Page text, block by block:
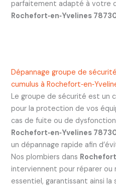
parfaitement adapté à votre
Rochefort‑en‑Yvelines
Dépannage groupe de
cumulus à
Le groupe de sécurité est un
pour la protection de vos
cas de fuite ou de
Rochefort‑en‑Yvelines
un dépannage rapide afin
Nos plombiers dans
interviennent pour réparer ou
essentiel, garantissant ainsi